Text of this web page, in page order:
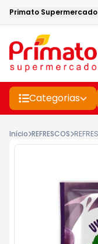
Primato Supermercado
Categorias
Início REFRESCOS